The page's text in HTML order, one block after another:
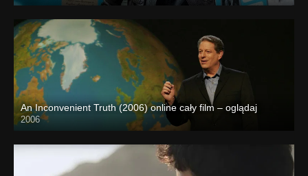
An Inconvenient Truth (2006) online cały film – oglądaj
2006